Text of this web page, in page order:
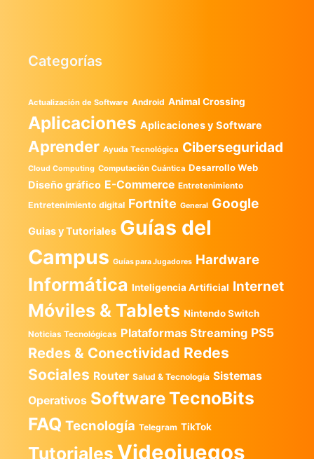
Categorías
Actualización de Software Android Animal Crossing
Aplicaciones Aplicaciones y Software
Aprender Ayuda Tecnológica Ciberseguridad
Cloud Computing Computación Cuántica Desarrollo Web
Diseño gráfico E-Commerce Entretenimiento
Entretenimiento digital Fortnite General Google
Guias y Tutoriales Guías del
Campus Guías para Jugadores Hardware
Informática Inteligencia Artificial Internet
Móviles & Tablets Nintendo Switch
Noticias Tecnológicas Plataformas Streaming PS5
Redes & Conectividad Redes
Sociales Router Salud & Tecnología Sistemas
Operativos SoftwareTecnoBits
FAQ Tecnología Telegram TikTok
Tutoriales Videojuegos